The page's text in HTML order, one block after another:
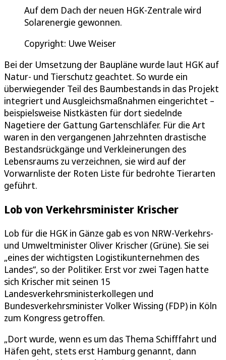
Auf dem Dach der neuen HGK-Zentrale wird
Solarenergie gewonnen.
Copyright: Uwe Weiser
Bei der Umsetzung der Baupläne wurde laut HGK auf
Natur- und Tierschutz geachtet. So wurde ein
überwiegender Teil des Baumbestands in das Projekt
integriert und Ausgleichsmaßnahmen eingerichtet –
beispielsweise Nistkästen für dort siedelnde
Nagetiere der Gattung Gartenschläfer. Für die Art
waren in den vergangenen Jahrzehnten drastische
Bestandsrückgänge und Verkleinerungen des
Lebensraums zu verzeichnen, sie wird auf der
Vorwarnliste der Roten Liste für bedrohte Tierarten
geführt.
Lob von Verkehrsminister Krischer
Lob für die HGK in Gänze gab es von NRW-Verkehrs-
und Umweltminister Oliver Krischer (Grüne). Sie sei
„eines der wichtigsten Logistikunternehmen des
Landes“, so der Politiker. Erst vor zwei Tagen hatte
sich Krischer mit seinen 15
Landesverkehrsministerkollegen und
Bundesverkehrsminister Volker Wissing (FDP) in Köln
zum Kongress getroffen.
„Dort wurde, wenn es um das Thema Schifffahrt und
Häfen geht, stets erst Hamburg genannt, dann